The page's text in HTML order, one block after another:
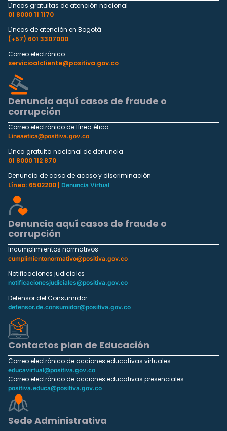
Líneas gratuitas de atención nacional
01 8000 11 1170
Líneas de atención en Bogotá
(+57) 601 3307000
Correo electrónico
servicioalcliente@positiva.gov.co
Denuncia aquí casos de fraude o
corrupción
Correo electrónico de línea ética
Lineaetica@positiva.gov.co
Línea gratuita nacional de denuncia
01 8000 112 870
Denuncia de caso de acoso y discriminación
Línea: 6502200 |
Denuncia Virtual
Denuncia aquí casos de fraude o
corrupción
Incumplimientos normativos
cumplimientonormativo@positiva.gov.co
Notificaciones judiciales
notificacionesjudiciales@positiva.gov.co
Defensor del Consumidor
defensor.de.consumidor@positiva.gov.co
Contactos plan de Educación
Correo electrónico de acciones educativas virtuales
educavirtual@positiva.gov.co
Correo electrónico de acciones educativas presenciales
positiva.educa@positiva.gov.co
Sede Administrativa